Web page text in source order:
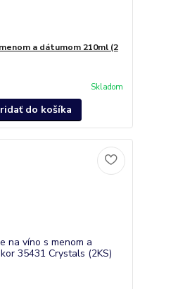
a dátumom 210ml (2
Skladom
do košíka